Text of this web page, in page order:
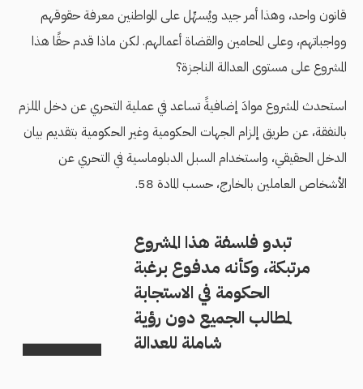
قانون واحد، وهذا أمر جيد ويُسهِّل على المواطنين معرفة حقوقهم
وواجباتهم، وعلى المحامين والقضاة أعمالهم. لكن ماذا قدم حقًا هذا
المشروع على مستوى العدالة الناجزة؟
استحدث المشروع موادَ إضافيةً تساعد في عملية التحري عن دخل الملزم
بالنفقة، عن طريق إلزام الجهات الحكومية وغير الحكومية بتقديم بيان
الدخل الحقيقي، واستخدام السبل الدبلوماسية في التحري عن
الأشخاص العاملين بالخارج، حسب المادة 58.
تبدو فلسفة هذا المشروع
مرتبكة، وكأنه مدفوع برغبة
الحكومة في الاستجابة
لمطالب الجميع دون رؤية
شاملة للعدالة